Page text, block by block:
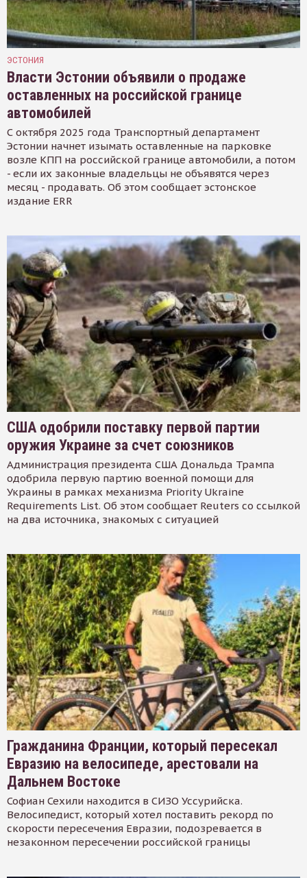
ЭСТОНИЯ
Власти Эстонии объявили о продаже
оставленных на российской границе
автомобилей
С октября 2025 года Транспортный департамент
Эстонии начнет изымать оставленные на парковке
возле КПП на российской границе автомобили, а потом
- если их законные владельцы не объявятся через
месяц - продавать. Об этом сообщает эстонское
издание ERR
США одобрили поставку первой партии
оружия Украине за счет союзников
Администрация президента США Дональда Трампа
одобрила первую партию военной помощи для
Украины в рамках механизма Priority Ukraine
Requirements List. Об этом сообщает Reuters со ссылкой
на два источника, знакомых с ситуацией
Гражданина Франции, который пересекал
Евразию на велосипеде, арестовали на
Дальнем Востоке
Софиан Сехили находится в СИЗО Уссурийска.
Велосипедист, который хотел поставить рекорд по
скорости пересечения Евразии, подозревается в
незаконном пересечении российской границы